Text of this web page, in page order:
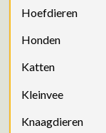
Hoefdieren
Honden
Katten
Kleinvee
Knaagdieren